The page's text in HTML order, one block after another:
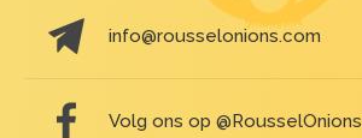
info@rousselonions.com
Volg ons op @RousselOnions